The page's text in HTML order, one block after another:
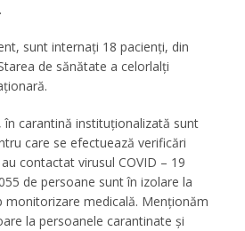
sunt internați 18 pacienți, din
de sănătate a celorlalți
în carantină instituționalizată sunt
care se efectuează verificări
contactat virusul COVID – 19
de persoane sunt în izolare la
monitorizare medicală. Menționăm
la persoanele carantinate și